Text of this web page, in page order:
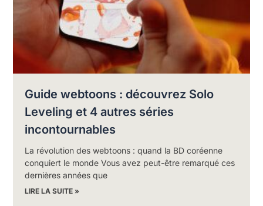
Guide webtoons : découvrez Solo
Leveling et 4 autres séries
incontournables
La révolution des webtoons : quand la BD coréenne
conquiert le monde Vous avez peut-être remarqué ces
dernières années que
LIRE LA SUITE »